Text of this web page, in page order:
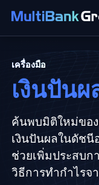
เครื่องมือ
เงินปัน
ค้นพบมิติใหม่ขอ
เงินปันผลในดัชนี
ช่วยเพิ่มประสบ
วิธีการทำกำไรจ